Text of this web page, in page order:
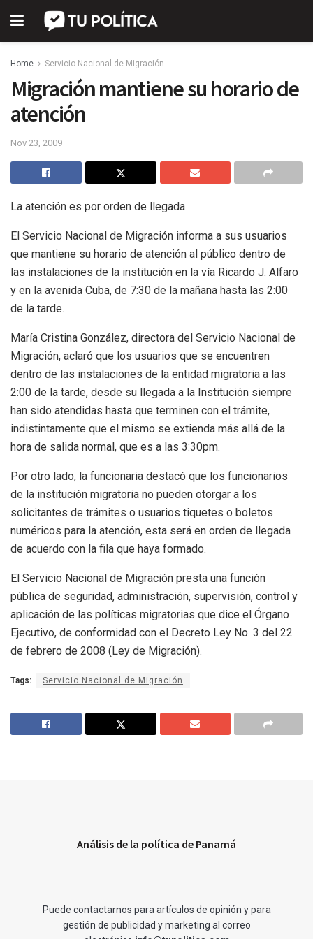
Home Servicio Nacional de Migración
Migración mantiene su horario de
atención
Nov 23, 2009
La atención es por orden de llegada
El Servicio Nacional de Migración informa a sus usuarios
que mantiene su horario de atención al público dentro de
las instalaciones de la institución en la vía Ricardo J. Alfaro
y en la avenida Cuba, de 7:30 de la mañana hasta las 2:00
de la tarde.
María Cristina González, directora del Servicio Nacional de
Migración, aclaró que los usuarios que se encuentren
dentro de las instalaciones de la entidad migratoria a las
2:00 de la tarde, desde su llegada a la Institución siempre
han sido atendidas hasta que terminen con el trámite,
indistintamente que el mismo se extienda más allá de la
hora de salida normal, que es a las 3:30pm.
Por otro lado, la funcionaria destacó que los funcionarios
de la institución migratoria no pueden otorgar a los
solicitantes de trámites o usuarios tiquetes o boletos
numéricos para la atención, esta será en orden de llegada
de acuerdo con la fila que haya formado.
El Servicio Nacional de Migración presta una función
pública de seguridad, administración, supervisión, control y
aplicación de las políticas migratorias que dice el Órgano
Ejecutivo, de conformidad con el Decreto Ley No. 3 del 22
de febrero de 2008 (Ley de Migración).
Tags: Servicio Nacional de Migración
Análisis de la política de Panamá
Puede contactarnos para artículos de opinión y para
gestión de publicidad y marketing al correo